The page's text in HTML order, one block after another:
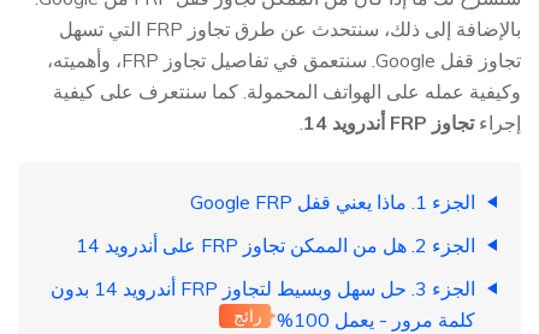
بالإضافة إلى ذلك، سنتحدث عن طرق تجاوز FRP التي تسهل
تجاوز قفل Google. سنتعمق في تفاصيل تجاوز FRP، وأهميته،
وكيفية عمله على الهواتف المحمولة. كما سنتعرف على كيفية
إجراءتجاوز FRP أندرويد 14 .
الجزء 1. ماذا يعني قفل Google FRP
الجزء 2. هل من الممكن تجاوز FRP على أندرويد 14
الجزء 3. حل سهل وبسيط لتجاوز FRP أندرويد 14 بدون
كلمة مرور - يعمل 100%
رائج